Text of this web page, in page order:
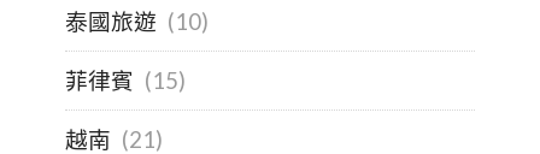
泰國旅遊 (10)
菲律賓 (15)
越南 (21)